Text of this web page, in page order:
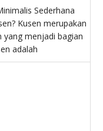
Sederhana
Kusen merupakan
yang menjadi bagian
adalah